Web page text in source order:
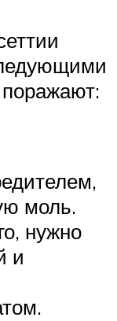
моль.
нужно
и